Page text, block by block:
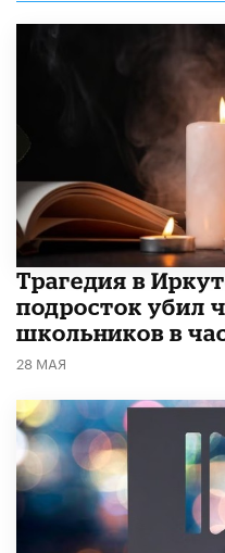
Трагедия в
подросток убил
школьников в
28 МАЯ